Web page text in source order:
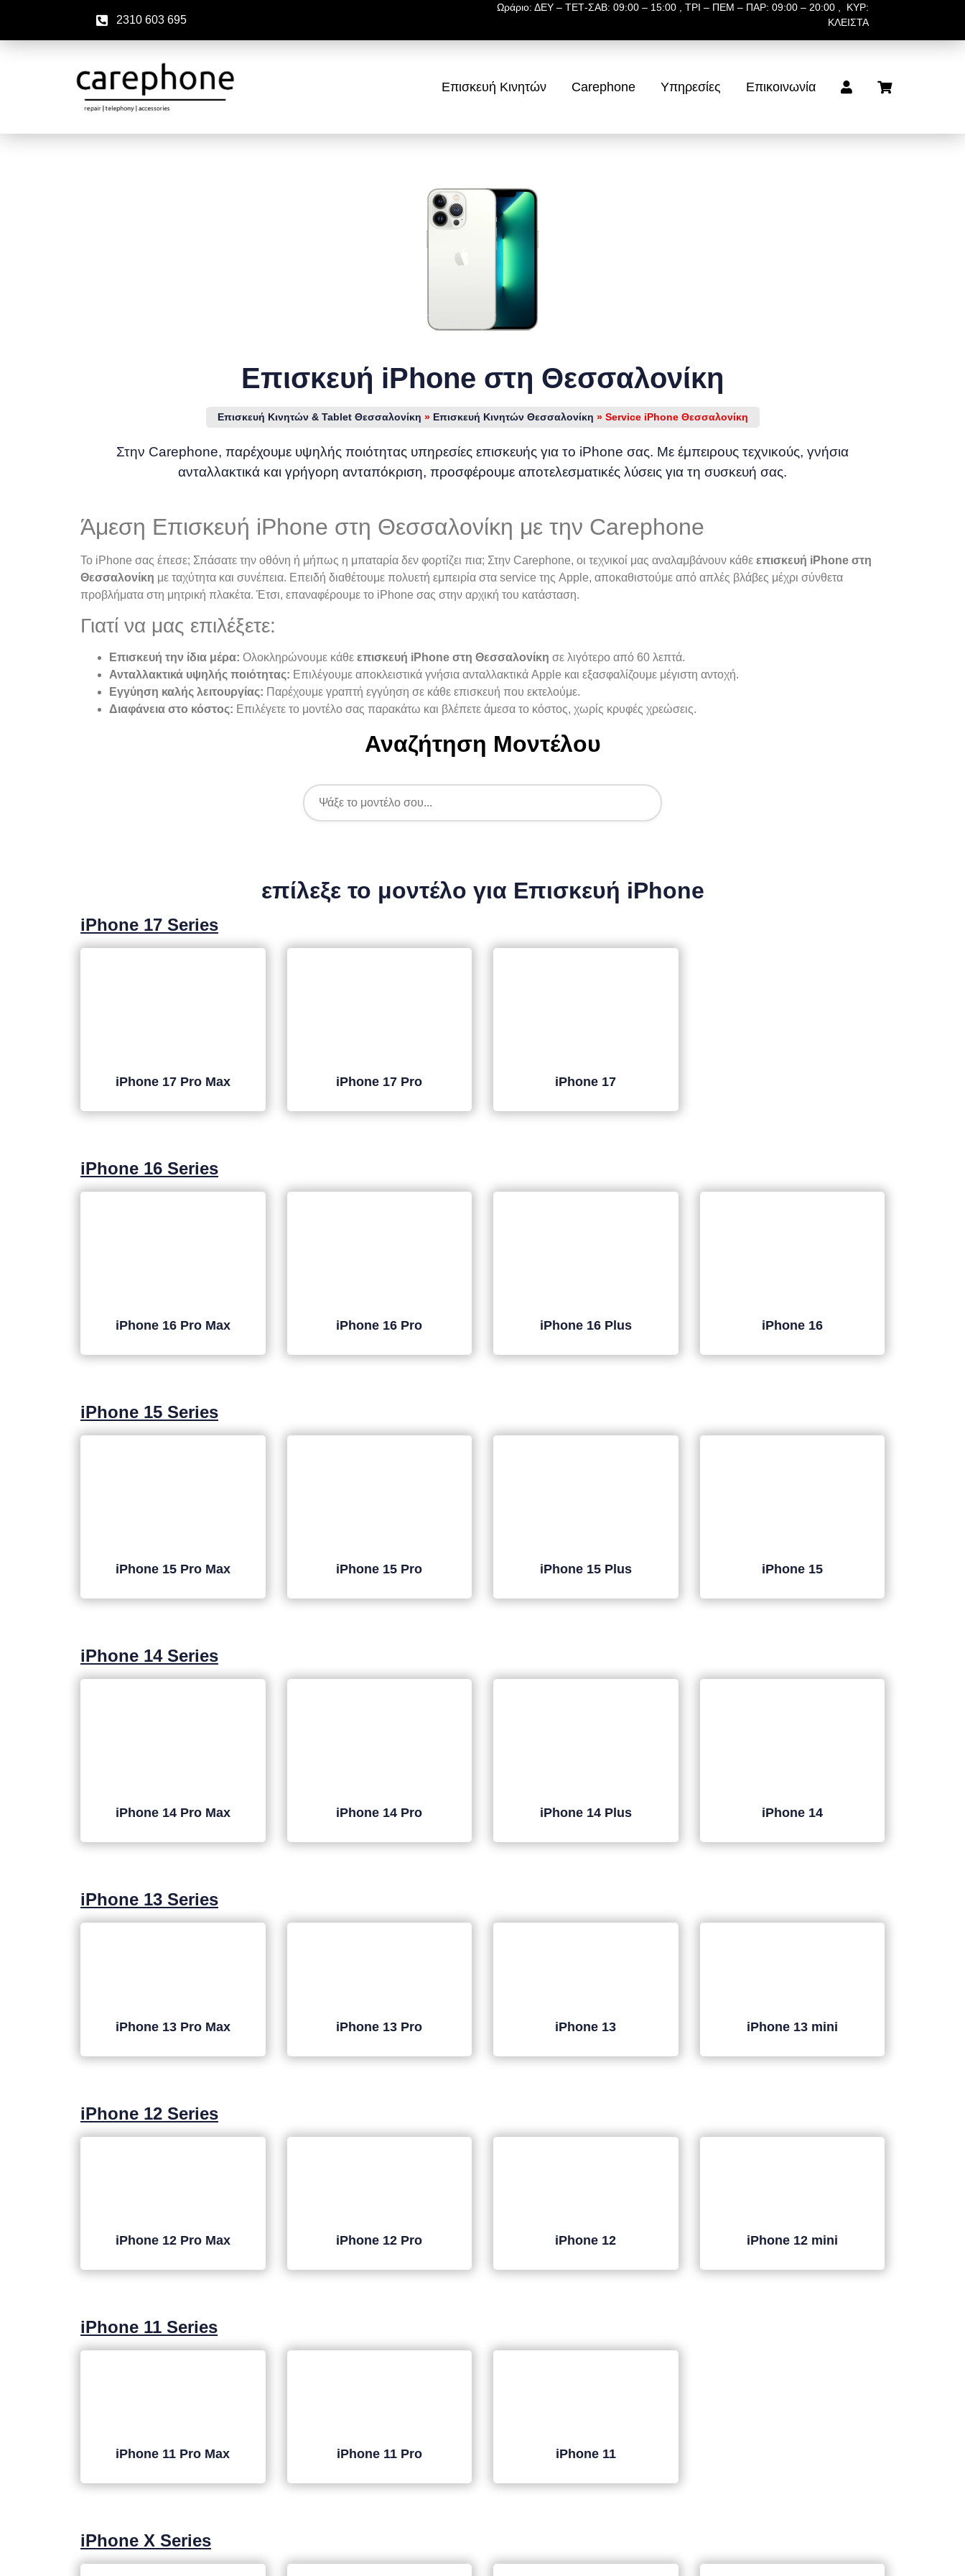
2310 603 695
Ωράριο: ΔΕΥ – ΤΕΤ-ΣΑΒ: 09:00 – 15:00 , ΤΡΙ – ΠΕΜ – ΠΑΡ: 09:00 – 20:00 , ΚΥΡ:
ΚΛΕΙΣΤΑ
Επισκευή Κινητών Carephone Υπηρεσίες Επικοινωνία
Επισκευή iPhone στη Θεσσαλονίκη
Επισκευή Κινητών & Tablet Θεσσαλονίκη » Επισκευή Κινητών Θεσσαλονίκη » Service iPhone Θεσσαλονίκη
Στην Carephone, παρέχουμε υψηλής ποιότητας υπηρεσίες επισκευής για το iPhone σας. Με έμπειρους τεχνικούς, γνήσια
ανταλλακτικά και γρήγορη ανταπόκριση, προσφέρουμε αποτελεσματικές λύσεις για τη συσκευή σας.
Άμεση Επισκευή iPhone στη Θεσσαλονίκη με την Carephone
Το iPhone σας έπεσε; Σπάσατε την οθόνη ή μήπως η μπαταρία δεν φορτίζει πια; Στην Carephone, οι τεχνικοί μας αναλαμβάνουν κάθε επισκευή iPhone στη
Θεσσαλονίκη με ταχύτητα και συνέπεια. Επειδή διαθέτουμε πολυετή εμπειρία στα service της Apple, αποκαθιστούμε από απλές βλάβες μέχρι σύνθετα
προβλήματα στη μητρική πλακέτα. Έτσι, επαναφέρουμε το iPhone σας στην αρχική του κατάσταση.
Γιατί να μας επιλέξετε:
Επισκευή την ίδια μέρα: Ολοκληρώνουμε κάθε επισκευή iPhone στη Θεσσαλονίκη σε λιγότερο από 60 λεπτά.
Ανταλλακτικά υψηλής ποιότητας: Επιλέγουμε αποκλειστικά γνήσια ανταλλακτικά Apple και εξασφαλίζουμε μέγιστη αντοχή.
Εγγύηση καλής λειτουργίας: Παρέχουμε γραπτή εγγύηση σε κάθε επισκευή που εκτελούμε.
Διαφάνεια στο κόστος: Επιλέγετε το μοντέλο σας παρακάτω και βλέπετε άμεσα το κόστος, χωρίς κρυφές χρεώσεις.
Αναζήτηση Μοντέλου
επίλεξε το μοντέλο για Επισκευή iPhone
iPhone 17 Series
iPhone 17 Pro Max iPhone 17 Pro iPhone 17
iPhone 16 Series
iPhone 16 Pro Max iPhone 16 Pro iPhone 16 Plus iPhone 16
iPhone 15 Series
iPhone 15 Pro Max iPhone 15 Pro iPhone 15 Plus iPhone 15
iPhone 14 Series
iPhone 14 Pro Max iPhone 14 Pro iPhone 14 Plus iPhone 14
iPhone 13 Series
iPhone 13 Pro Max iPhone 13 Pro iPhone 13 iPhone 13 mini
iPhone 12 Series
iPhone 12 Pro Max iPhone 12 Pro iPhone 12 iPhone 12 mini
iPhone 11 Series
iPhone 11 Pro Max iPhone 11 Pro iPhone 11
iPhone X Series